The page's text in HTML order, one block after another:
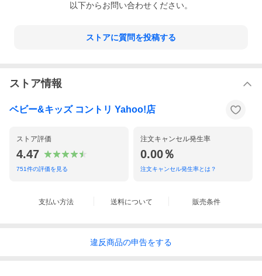
以下からお問い合わせください。
ストアに質問を投稿する
ストア情報
ベビー&キッズ コントリ Yahoo!店
ストア評価
4.47
751件の評価を見る
注文キャンセル発生率
0.00％
注文キャンセル発生率とは？
支払い方法 送料について 販売条件
違反商品の申告をする